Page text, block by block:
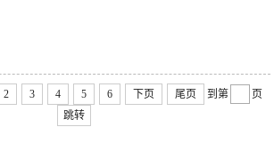
2 3 4 5 6 下页 尾页 到第
页
跳转